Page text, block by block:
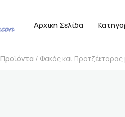
Αρχική Σελίδα
Προϊόντα / Φακός και